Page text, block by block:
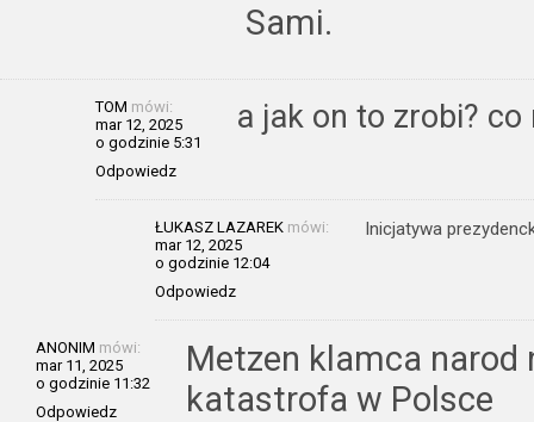
Sami.
TOM mówi:
mar 12, 2025
o godzinie 5:31
Odpowiedz
a jak on to zrobi?
ŁUKASZ LAZAREK mówi:
mar 12, 2025
o godzinie 12:04
Odpowiedz
Inicjatywa
ANONIM mówi:
mar 11, 2025
o godzinie 11:32
Odpowiedz
Metzen klamca narod
katastrofa w Polsce